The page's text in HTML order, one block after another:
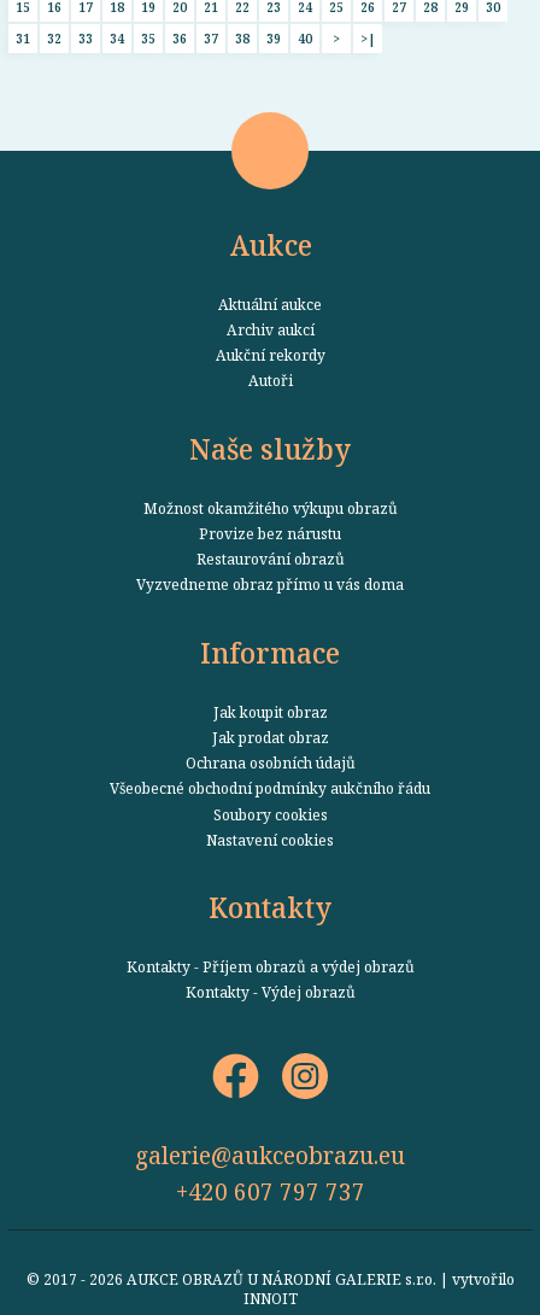
15
16 17 18 19 20 21 22 23 24 25 26 27 28 29
30
31
32 33 34 35 36 37 38 39 40 > >|
Aukce
Aktuální aukce
Archiv aukcí
Aukční rekordy
Autoři
Naše služby
Možnost okamžitého výkupu obrazů
Provize bez nárustu
Restaurování obrazů
Vyzvedneme obraz přímo u vás doma
Informace
Jak koupit obraz
Jak prodat obraz
Ochrana osobních údajů
Všeobecné obchodní podmínky aukčního řádu
Soubory cookies
Nastavení cookies
Kontakty
Kontakty - Příjem obrazů a výdej obrazů
Kontakty - Výdej obrazů
galerie@aukceobrazu.eu
+420 607 797 737
© 2017 - 2026 AUKCE OBRAZŮ U NÁRODNÍ GALERIE s.r.o. | vytvořilo
INNOIT